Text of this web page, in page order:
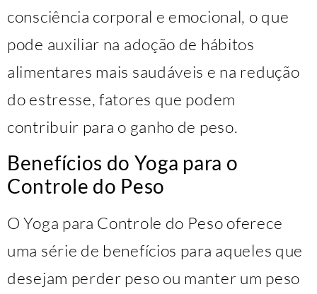
consciência corporal e emocional, o que
pode auxiliar na adoção de hábitos
alimentares mais saudáveis e na redução
do estresse, fatores que podem
contribuir para o ganho de peso.
Benefícios do Yoga para o
Controle do Peso
O Yoga para Controle do Peso oferece
uma série de benefícios para aqueles que
desejam perder peso ou manter um peso